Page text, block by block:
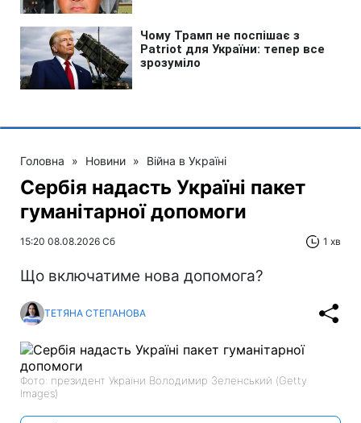
Головна » Новини » Війна в Україні
Сербія надасть Україні пакет
гуманітарної допомоги
15:20 08.08.2026 Сб 1 хв
Що включатиме нова допомога?
ТЕТЯНА СТЕПАНОВА
Фото: президент України Володимир Зеленський (Getty
Images)